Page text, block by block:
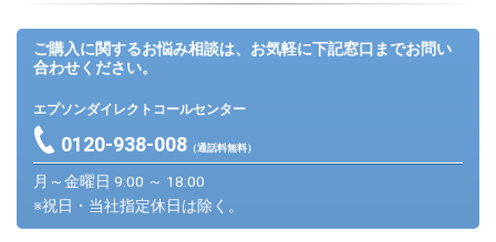
ご購入に関するお悩み相談は、お気軽に下記窓口までお問い
合わせください。
エプソンダイレクトコールセンター
0120-938-008（通話料無料）
月～金曜日 9:00 ～ 18:00
※祝日・当社指定休日は除く。